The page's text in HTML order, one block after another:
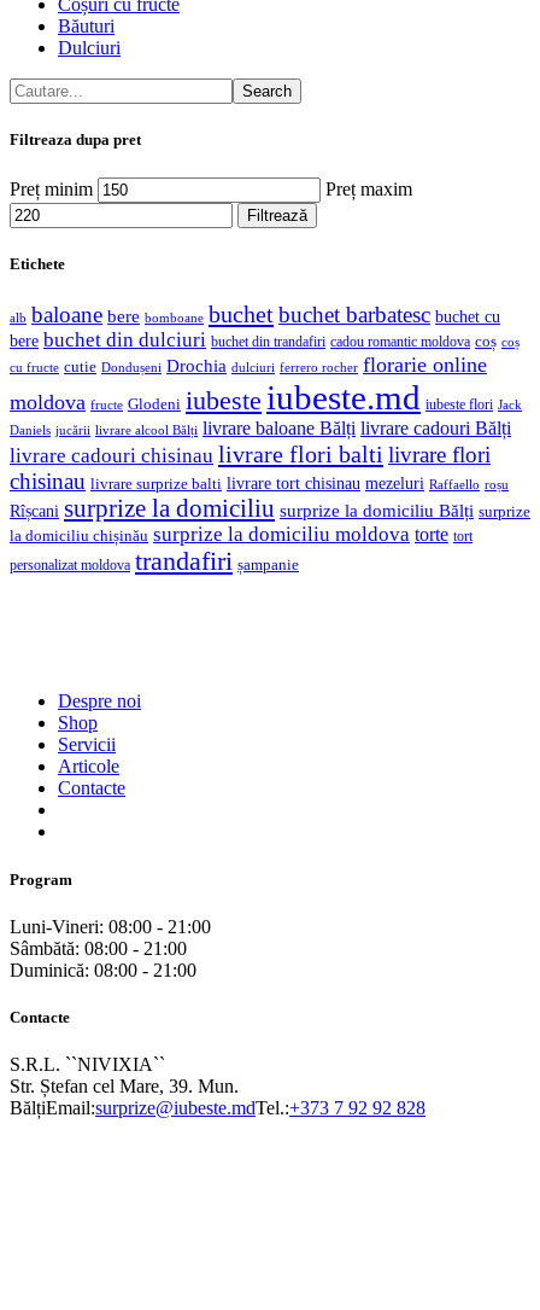
Coșuri cu fructe
Băuturi
Dulciuri
Search
Filtreaza dupa pret
Preț minim Preț maxim
Filtrează
Etichete
alb baloane bere bomboane buchetbuchet barbatesc buchet cu
bere buchet din dulciuri buchet din trandafiri cadou romantic moldova coș coș
cu fructe cutie Dondușeni Drochia dulciuri ferrero rocher florarie online
moldova fructe Glodeni iubeste iubeste.md iubeste flori Jack
Daniels jucării livrare alcool Bălți livrare baloane Bălți livrare cadouri Bălți
livrare cadouri chisinau livrare flori balti livrare flori
chisinau livrare surprize balti livrare tort chisinau mezeluri Raffaello roșu
Rîșcani surprize la domiciliu surprize la domiciliu Bălți surprize
la domiciliu chișinău surprize la domiciliu moldova torte tort
personalizat moldova trandafiri șampanie
Despre noi
Shop
Servicii
Articole
Contacte
Program
Luni-Vineri: 08:00 - 21:00
Sâmbătă: 08:00 - 21:00
Duminică: 08:00 - 21:00
Contacte
S.R.L. ``NIVIXIA``
Str. Ștefan cel Mare, 39. Mun.
BălțiEmail:surprize@iubeste.mdTel.:+373 7 92 92 828